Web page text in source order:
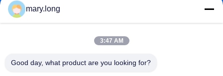
mary.long
3:47 AM
Good day, what product are you looking for?